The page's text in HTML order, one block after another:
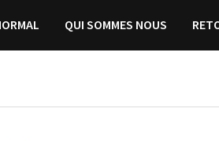
QUI SOMMES NOUS